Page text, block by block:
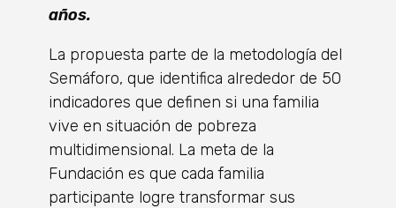
años.
La propuesta parte de la metodología del
Semáforo, que identifica alrededor de 50
indicadores que definen si una familia
vive en situación de pobreza
multidimensional. La meta de la
Fundación es que cada familia
participante logre transformar sus